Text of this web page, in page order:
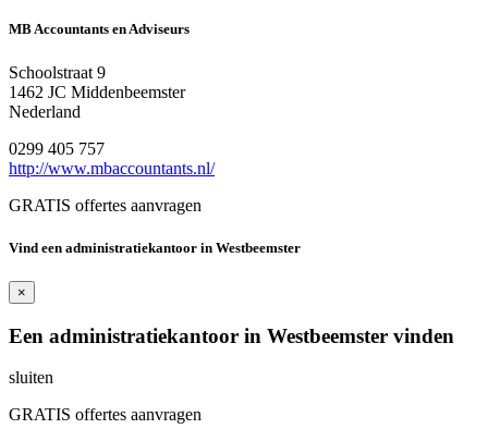
MB Accountants en Adviseurs
Schoolstraat 9
1462 JC Middenbeemster
Nederland
0299 405 757
http://www.mbaccountants.nl/
GRATIS offertes aanvragen
Vind een administratiekantoor in Westbeemster
×
Een administratiekantoor in Westbeemster vinden
sluiten
GRATIS offertes aanvragen